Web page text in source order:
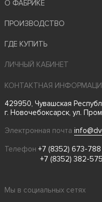
О ФАБРИКЕ
ПРОИЗВОДСТВО
ГДЕ КУПИТЬ
ЛИЧНЫЙ КАБИНЕТ
КОНТАКТНАЯ
429950, Чувашская
г. Новочебоксарск, ул.
Электронная почта
Телефон +7 (8352) 673-788
+7 (8352) 382-575
Мы в социальных сетях